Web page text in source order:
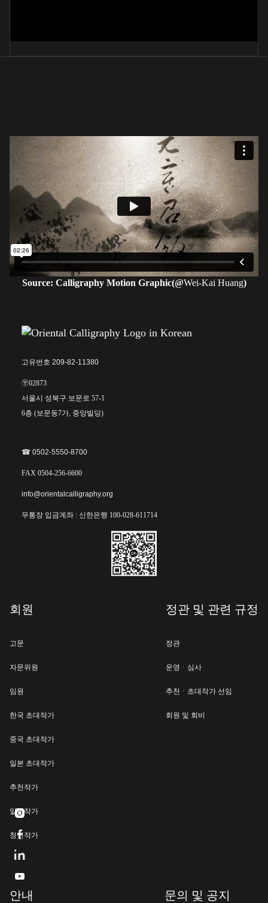
Source: Calligraphy Motion Graphic(@Wei-Kai Huang)
고유번호 209-82-11380
〶02873
서울시 성북구 보문로 57-1
6층 (보문동7가, 중앙빌딩)
☎︎ 0502-5550-8700
FAX 0504-256-6600
info@orientalcalligraphy.org
무통장 입금계좌 : 신한은행 100-028-611714
회원
고문
자문위원
임원
한국 초대작가
중국 초대작가
일본 초대작가
추천작가
일반작가
청년작가
정관 및 관련 규정
정관
운영ㆍ심사
추천ㆍ초대작가 선임
회원 및 회비
안내 문의 및 공지


